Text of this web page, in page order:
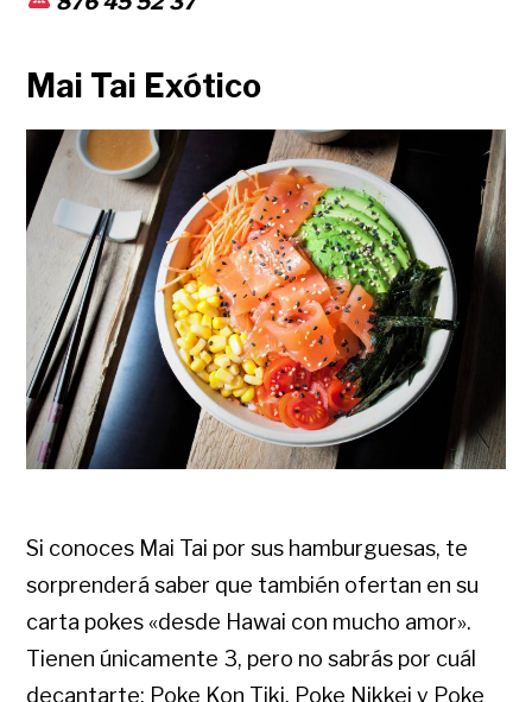
Mai Tai Exótico
Si conoces Mai Tai por sus hamburguesas, te
sorprenderá saber que también ofertan en su
carta pokes «desde Hawai con mucho amor».
Tienen únicamente 3, pero no sabrás por cuál
decantarte: Poke Kon Tiki, Poke Nikkei y Poke